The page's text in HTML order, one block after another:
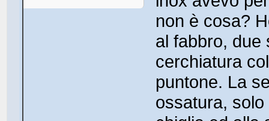
non è cosa?
al fabbro, due
cerchiatura
puntone. La
ossatura,